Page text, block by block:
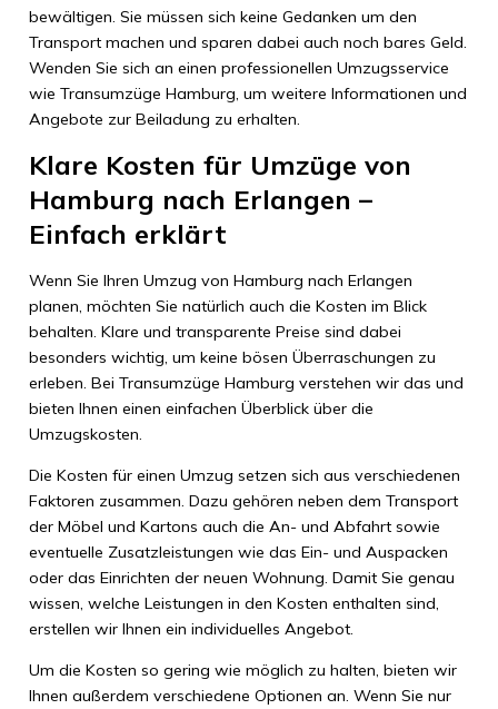
bewältigen. Sie müssen sich keine Gedanken um den
Transport machen und sparen dabei auch noch bares Geld.
Wenden Sie sich an einen professionellen Umzugsservice
wie Transumzüge Hamburg, um weitere Informationen und
Angebote zur Beiladung zu erhalten.
Klare Kosten für Umzüge von
Hamburg nach Erlangen –
Einfach erklärt
Wenn Sie Ihren Umzug von Hamburg nach Erlangen
planen, möchten Sie natürlich auch die Kosten im Blick
behalten. Klare und transparente Preise sind dabei
besonders wichtig, um keine bösen Überraschungen zu
erleben. Bei Transumzüge Hamburg verstehen wir das und
bieten Ihnen einen einfachen Überblick über die
Umzugskosten.
Die Kosten für einen Umzug setzen sich aus verschiedenen
Faktoren zusammen. Dazu gehören neben dem Transport
der Möbel und Kartons auch die An- und Abfahrt sowie
eventuelle Zusatzleistungen wie das Ein- und Auspacken
oder das Einrichten der neuen Wohnung. Damit Sie genau
wissen, welche Leistungen in den Kosten enthalten sind,
erstellen wir Ihnen ein individuelles Angebot.
Um die Kosten so gering wie möglich zu halten, bieten wir
Ihnen außerdem verschiedene Optionen an. Wenn Sie nur